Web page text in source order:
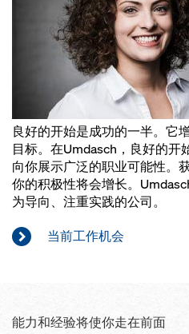
良好的开始是成功的一半。它
目标。在Umdasch，良好的开
向你展示广泛的职业可能性。
你的积极性将会增长。
为导向、注重实践的公司。
当前工作机会
能力和经验将使你走在前面